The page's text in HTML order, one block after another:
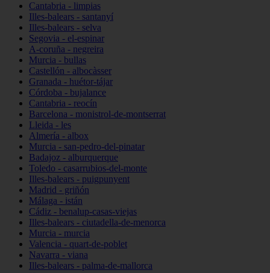
Cantabria - limpias
Illes-balears - santanyí
Illes-balears - selva
Segovia - el-espinar
A-coruña - negreira
Murcia - bullas
Castellón - albocàsser
Granada - huétor-tájar
Córdoba - bujalance
Cantabria - reocín
Barcelona - monistrol-de-montserrat
Lleida - les
Almería - albox
Murcia - san-pedro-del-pinatar
Badajoz - alburquerque
Toledo - casarrubios-del-monte
Illes-balears - puigpunyent
Madrid - griñón
Málaga - istán
Cádiz - benalup-casas-viejas
Illes-balears - ciutadella-de-menorca
Murcia - murcia
Valencia - quart-de-poblet
Navarra - viana
Illes-balears - palma-de-mallorca